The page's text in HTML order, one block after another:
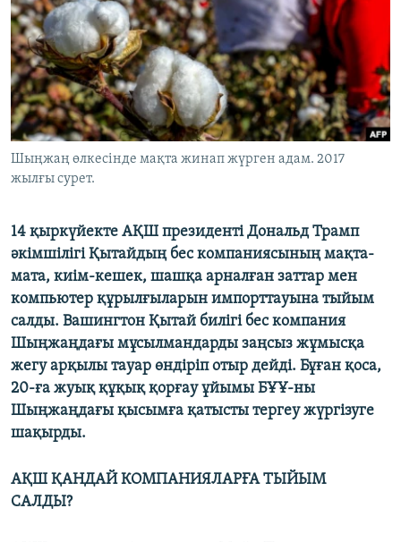
ЖАЗЫЛЫҢЫЗ
Басқа тілдерде
Шыңжаң өлкесінде мақта жинап жүрген адам. 2017
жылғы сурет.
14 қыркүйекте АҚШ президенті Дональд Трамп
әкімшілігі Қытайдың бес компаниясының мақта-
мата, киім-кешек, шашқа арналған заттар мен
компьютер құрылғыларын импорттауына тыйым
салды. Вашингтон Қытай билігі бес компания
Шыңжаңдағы мұсылмандарды заңсыз жұмысқа
жегу арқылы тауар өндіріп отыр дейді. Бұған қоса,
20-ға жуық құқық қорғау ұйымы БҰҰ-ны
Шыңжаңдағы қысымға қатысты тергеу жүргізуге
шақырды.
АҚШ ҚАНДАЙ КОМПАНИЯЛАРҒА ТЫЙЫМ
САЛДЫ?